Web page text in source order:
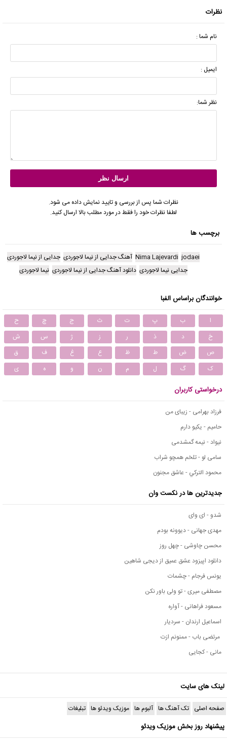
نظرات
نام شما :
ایمیل :
نظر شما:
نظرات شما پس از بررسی و تایید نمایش داده می شود.
لطفا نظرات خود را فقط در مورد مطلب بالا ارسال کنید.
برچسب ها
jodaei
Nima Lajevardi آهنگ جدایی از نیما لاجوردی جدایی از نیما لاجوردی
جدایی نیما لاجوردی دانلود آهنگ جدایی از نیما لاجوردی نیما لاجوردی
خوانندگان براساس الفبا
ا ب پ ت ث ج چ
ح
خ
د ذ ر ز ژ س
ش
ص
ض ط ظ ع غ ف
ق
ک
گ ل م ن و ه ی
درخواستی کاربران
فرزاد بهرامی - زیبای من
حامیم - یکیو دارم
نیواد - نیمه گمشدمی
سامی لو - تلخم همچو شراب
محمود التركي - عاشق مجنون
جدیدترین ها در نکست وان
شدو - ای وای
مهدی جهانی - دیوونه بودم
محسن چاوشی - چهل روز
دانلود اپیزود عشق عمیق از دیجی شاهین
یونس فرجام - چشمات
مصطفی میری - تو ولی باور نکن
مسعود فراهانی - آواره
اسماعیل ارندان - سردیار
مرتضی باب - ممنونم ازت
مانی - کجایی
لینک های سایت
صفحه اصلی تک آهنگ ها آلبوم ها موزیک ویدئو ها تبلیغات
پیشنهاد روز بخش موزیک ویدئو